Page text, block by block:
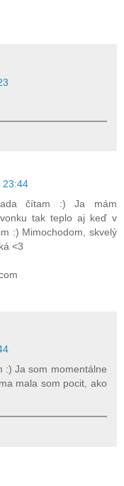
23:44
čítam :) Ja mám
tak teplo aj keď v
:) Mimochodom, skvelý
<3
:) Ja som momentálne
mala som pocit, ako